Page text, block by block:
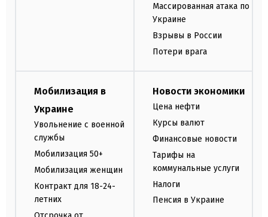
Массированная атака по
Украине
Взрывы в России
Потери врага
Мобилизация в
Украине
Увольнение с военной
службы
Мобилизация 50+
Мобилизация женщин
Контракт для 18-24-
летних
Новости экономики
Цена нефти
Курсы валют
Финансовые новости
Тарифы на
коммунальные услуги
Налоги
Пенсия в Украине